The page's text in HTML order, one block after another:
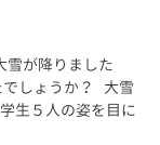
が降りました
でしょうか？ 大雪
生５人の姿を目に